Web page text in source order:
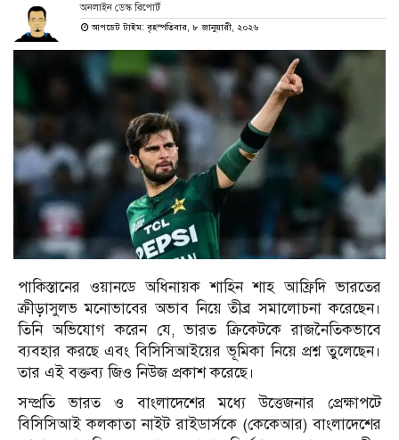
অনলাইন ডেস্ক রিপোর্ট
আপডেট টাইম: বৃহস্পতিবার, ৮ জানুয়ারী, ২০২৬
পাকিস্তানের ওয়ানডে অধিনায়ক শাহিন শাহ আফ্রিদি ভারতের
ক্রীড়াসুলভ মনোভাবের অভাব নিয়ে তীব্র সমালোচনা করেছেন।
তিনি অভিযোগ করেন যে, ভারত ক্রিকেটকে রাজনৈতিকভাবে
ব্যবহার করছে এবং বিসিসিআইয়ের ভূমিকা নিয়ে প্রশ্ন তুলেছেন।
তার এই বক্তব্য জিও নিউজ প্রকাশ করেছে।
সম্প্রতি ভারত ও বাংলাদেশের মধ্যে উত্তেজনার প্রেক্ষাপটে
বিসিসিআই কলকাতা নাইট রাইডার্সকে (কেকেআর) বাংলাদেশের